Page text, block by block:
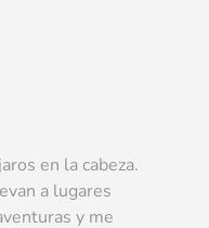
en la cabeza.
a lugares
y me